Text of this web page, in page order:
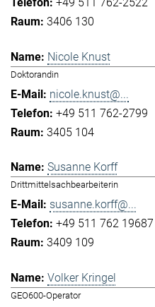
+49 511 762-2522
3406 130
Nicole Knust
Doktorandin
nicole.knust@...
+49 511 762-2799
3405 104
Susanne Korff
Drittmittelsachbearbeiterin
susanne.korff@...
+49 511 762 19687
3409 109
Volker Kringel
GEO600-Operator